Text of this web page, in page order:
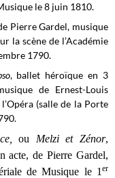
le 8 juin 1810.
Pierre Gardel, musique
la scène de l’Académie
1790.
, ballet héroïque en 3
de Ernest-Louis
Opéra (salle de la Porte
ou Melzi et Zénor,
acte, de Pierre Gardel,
de Musique le 1 er